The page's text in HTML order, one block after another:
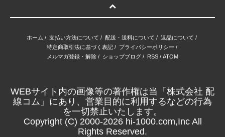
ホーム / 支払い方法について / 配送・送料について / 返品について /
特定商取引法に基づく表記/ プライバシーポリシー /
メルマガ登録・解除 / ショップブログ / RSS / ATOM
WEBサイト内の画像等の著作権は当「株式会社 配
線コム」にあり、営業目的に利用するなどの行為
を一切禁止いたします。
Copyright (C) 2000-2026 hi-1000.com,Inc All
Rights Reserved.